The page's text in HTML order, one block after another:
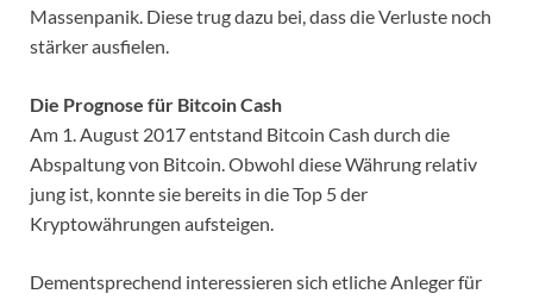
Massenpanik. Diese trug dazu bei, dass die Verluste noch
stärker ausfielen.
Die Prognose für Bitcoin Cash
Am 1. August 2017 entstand Bitcoin Cash durch die
Abspaltung von Bitcoin. Obwohl diese Währung relativ
jung ist, konnte sie bereits in die Top 5 der
Kryptowährungen aufsteigen.
Dementsprechend interessieren sich etliche Anleger für